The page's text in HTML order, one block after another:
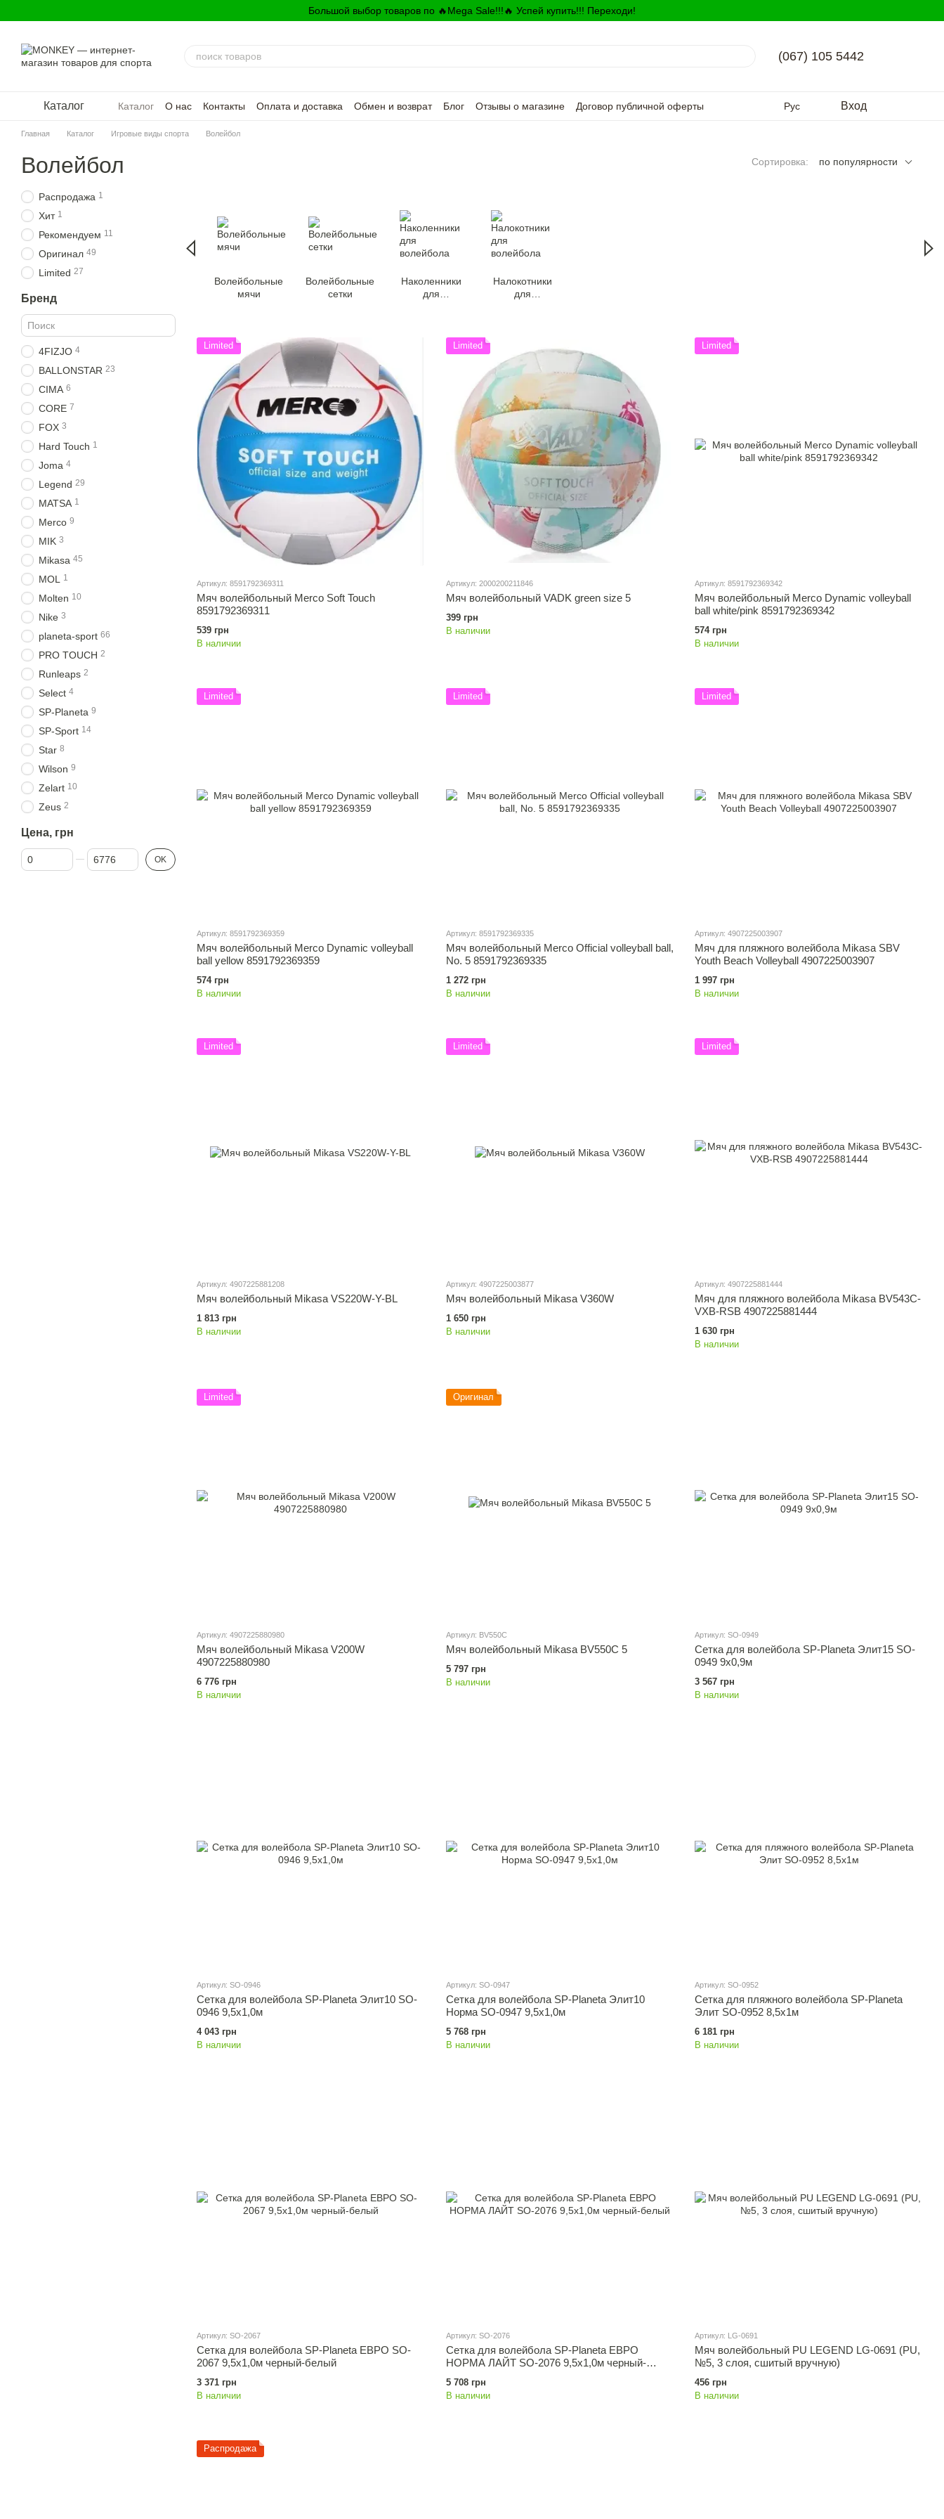
Большой выбор товаров по 🔥Mega Sale!!!🔥 Успей купить!!! Переходи!
(067) 105 5442
Каталог Каталог О нас Контакты Оплата и доставка Обмен и возврат Блог Отзывы о магазине
Договор публичной оферты
Рус Вход
Главная Каталог Игровые виды спорта Волейбол
Волейбол Сортировка: по популярности
Волейбольные
мячи
Волейбольные
сетки
Наколенники
для
Налокотники
для
Limited
Артикул: 8591792369311
Мяч волейбольный Merco Soft Touch
8591792369311
539 грн
В наличии
Limited
Артикул: 2000200211846
Мяч волейбольный VADK green size 5
399 грн
В наличии
Limited
Артикул: 8591792369342
Мяч волейбольный Merco Dynamic volleyball
ball white/pink 8591792369342
574 грн
В наличии
Limited
Артикул: 8591792369359
Мяч волейбольный Merco Dynamic volleyball
ball yellow 8591792369359
574 грн
В наличии
Limited
Артикул: 8591792369335
Мяч волейбольный Merco Official volleyball ball,
No. 5 8591792369335
1 272 грн
В наличии
Limited
Артикул: 4907225003907
Мяч для пляжного волейбола Mikasa SBV
Youth Beach Volleyball 4907225003907
1 997 грн
В наличии
Limited
Артикул: 4907225881208
Мяч волейбольный Mikasa VS220W-Y-BL
1 813 грн
В наличии
Limited
Артикул: 4907225003877
Мяч волейбольный Mikasa V360W
1 650 грн
В наличии
Limited
Артикул: 4907225881444
Мяч для пляжного волейбола Mikasa BV543C-
VXB-RSB 4907225881444
1 630 грн
В наличии
Limited
Артикул: 4907225880980
Мяч волейбольный Mikasa V200W
4907225880980
6 776 грн
В наличии
Оригинал
Артикул: BV550C
Мяч волейбольный Mikasa BV550C 5
5 797 грн
В наличии
Артикул: SO-0949
Сетка для волейбола SP-Planeta Элит15 SO-
0949 9x0,9м
3 567 грн
В наличии
Артикул: SO-0946
Сетка для волейбола SP-Planeta Элит10 SO-
0946 9,5x1,0м
4 043 грн
В наличии
Артикул: SO-0947
Сетка для волейбола SP-Planeta Элит10
Норма SO-0947 9,5x1,0м
5 768 грн
В наличии
Артикул: SO-0952
Сетка для пляжного волейбола SP-Planeta
Элит SO-0952 8,5x1м
6 181 грн
В наличии
Артикул: SO-2067
Сетка для волейбола SP-Planeta ЕВРО SO-
2067 9,5x1,0м черный-белый
3 371 грн
В наличии
Артикул: SO-2076
Сетка для волейбола SP-Planeta ЕВРО
НОРМА ЛАЙТ SO-2076 9,5x1,0м черный-
5 708 грн
В наличии
Артикул: LG-0691
Мяч волейбольный PU LEGEND LG-0691 (PU,
№5, 3 слоя, сшитый вручную)
456 грн
В наличии
Распродажа
Распродажа 1
Хит 1
Рекомендуем 11
Оригинал 49
Limited 27
Бренд
4FIZJO 4
BALLONSTAR 23
CIMA 6
CORE 7
FOX 3
Hard Touch 1
Joma 4
Legend 29
MATSA 1
Merco 9
MIK 3
Mikasa 45
MOL 1
Molten 10
Nike 3
planeta-sport 66
PRO TOUCH 2
Runleaps 2
Select 4
SP-Planeta 9
SP-Sport 14
Star 8
Wilson 9
Zelart 10
Zeus 2
Цена, грн
От Цена, грн
До Цена, грн OK